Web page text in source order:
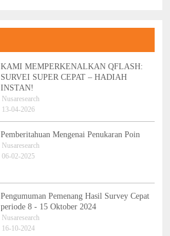
KAMI MEMPERKENALKAN QFLASH:
SURVEI SUPER CEPAT – HADIAH
INSTAN!
Nusaresearch
13-04-2026
Pemberitahuan Mengenai Penukaran Poin
Nusaresearch
06-02-2025
Pengumuman Pemenang Hasil Survey Cepat
periode 8 - 15 Oktober 2024
Nusaresearch
16-10-2024